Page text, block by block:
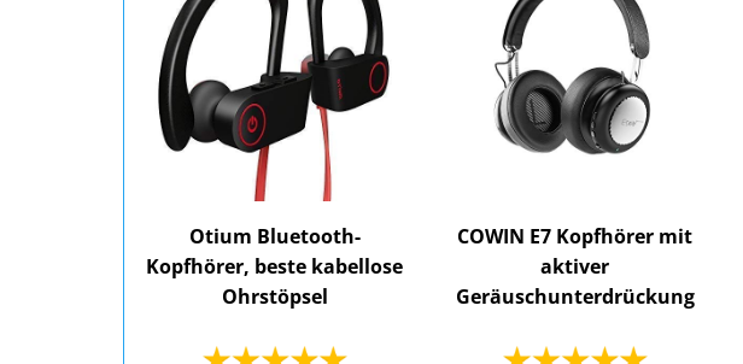
Otium Bluetooth-
Kopfhörer, beste kabellose
Ohrstöpsel
COWIN E7 Kopfhörer mit
aktiver
Geräuschunterdrückung